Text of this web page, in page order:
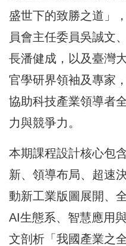
盛世下的致勝之道」
員會主任委員吳誠文
長潘健成，以及臺灣
官學研界領袖及專家
協助科技產業領導者
力與競爭力。
本期課程設計核心包
新、領導布局、超速
動新工業版圖展開、
AI生態系、智慧應用
文剖析「我國產業之